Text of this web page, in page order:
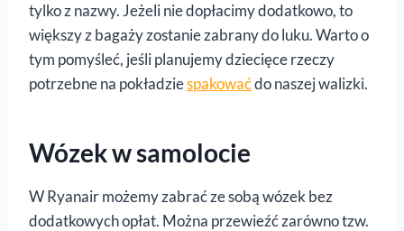
tylko z nazwy. Jeżeli nie dopłacimy dodatkowo, to
większy z bagaży zostanie zabrany do luku. Warto o
tym pomyśleć, jeśli planujemy dziecięce rzeczy
potrzebne na pokładziespakowaćdo naszej walizki.
Wózek w samolocie
W Ryanair możemy zabrać ze sobą wózek bez
dodatkowych opłat. Można przewieźć zarówno tzw.